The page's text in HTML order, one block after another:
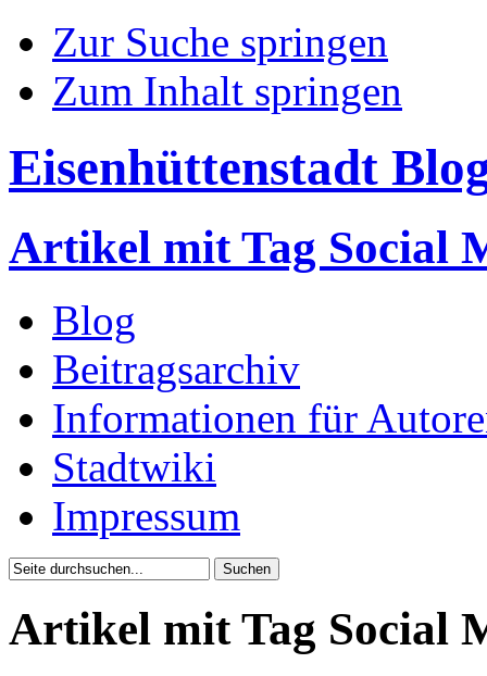
Zur Suche springen
Zum Inhalt springen
Eisenhüttenstadt
Artikel mit Tag Social
Blog
Beitragsarchiv
Informationen für
Stadtwiki
Impressum
Artikel mit Tag Social